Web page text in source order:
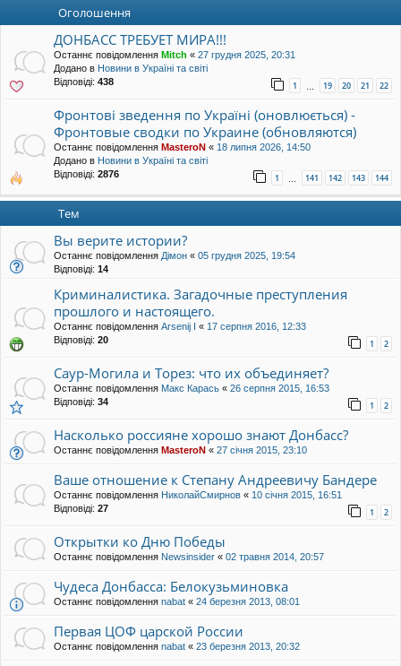
Оголошення
ДОНБАСС ТРЕБУЕТ МИРА!!!
Останнє повідомлення Mitch « 27 грудня 2025, 20:31
Додано в Новини в Україні та світі
Відповіді: 438 1 … 19 20 21 22
Фронтові зведення по Україні (оновлюється) -
Фронтовые сводки по Украине (обновляются)
Останнє повідомлення MasteroN « 18 липня 2026, 14:50
Додано в Новини в Україні та світі
Відповіді: 2876 1 … 141 142 143 144
Тем
Вы верите истории?
Останнє повідомлення Дімон « 05 грудня 2025, 19:54
Відповіді: 14
Криминалистика. Загадочные преступления
прошлого и настоящего.
Останнє повідомлення Arsenij I « 17 серпня 2016, 12:33
Відповіді: 20 1 2
Саур-Могила и Торез: что их объединяет?
Останнє повідомлення Макс Карась « 26 серпня 2015, 16:53
Відповіді: 34 1 2
Насколько россияне хорошо знают Донбасс?
Останнє повідомлення MasteroN « 27 січня 2015, 23:10
Ваше отношение к Степану Андреевичу Бандере
Останнє повідомлення НиколайСмирнов « 10 січня 2015, 16:51
Відповіді: 27 1 2
Открытки ко Дню Победы
Останнє повідомлення Newsinsider « 02 травня 2014, 20:57
Чудеса Донбасса: Белокузьминовка
Останнє повідомлення nabat « 24 березня 2013, 08:01
Первая ЦОФ царской России
Останнє повідомлення nabat « 23 березня 2013, 20:32